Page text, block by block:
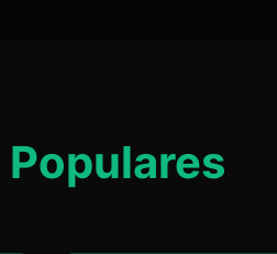
Populares